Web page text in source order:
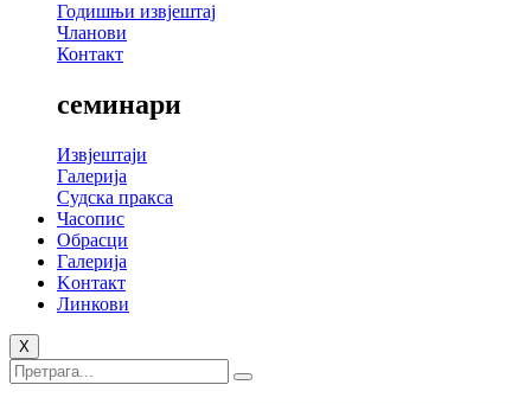
Годишњи извјештај
Чланови
Контакт
семинари
Извјештаји
Галерија
Судска пракса
Часопис
Обрасци
Галерија
Kонтакт
Линкови
X